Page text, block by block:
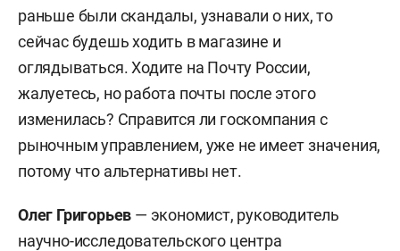
раньше были скандалы, узнавали о них, то
сейчас будешь ходить в магазине и
оглядываться. Ходите на Почту России,
жалуетесь, но работа почты после этого
изменилась? Справится ли госкомпания с
рыночным управлением, уже не имеет значения,
потому что альтернативы нет.
Олег Григорьев — экономист, руководитель
научно-исследовательского центра